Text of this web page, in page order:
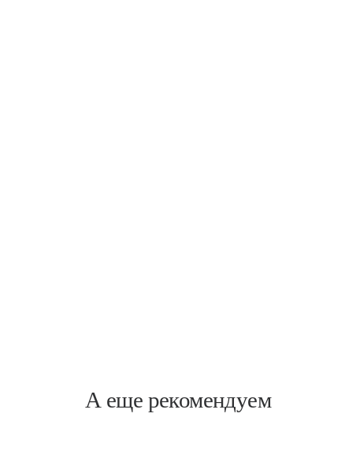
А еще рекомендуем